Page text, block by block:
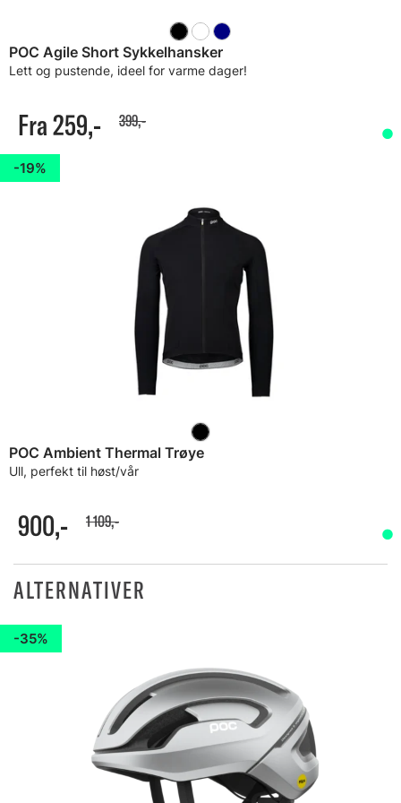
POC Agile Short Sykkelhansker
Lett og pustende, ideel for varme dager!
Fra 259,- 399,-
19%
POC Ambient Thermal Trøye
Ull, perfekt til høst/vår
900,- 1 109,-
ALTERNATIVER
35%